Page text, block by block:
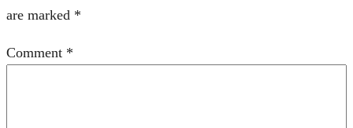
are marked *
Comment *